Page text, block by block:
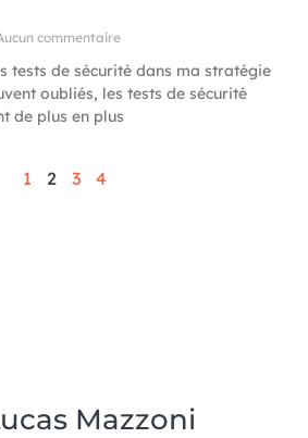
commentaire
tests de sécurité dans ma stratégie
oubliés, les tests de sécurité
de plus en plus
1 2 3 4
Mazzoni